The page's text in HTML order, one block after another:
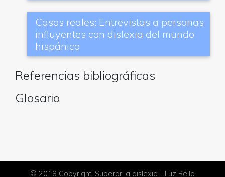
Casos reales: Entrevistas a personas
influyentes con dislexia del mundo
hispánico
Referencias bibliográficas
Glosario
© 2018 Copyright: Superar la dislexia - Luz Rello